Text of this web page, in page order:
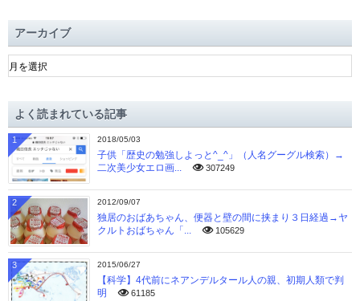
アーカイブ
ア
ー
ブよく読まれている記事
2018/05/03
子供「歴史の勉強しよっと^_^」（人名グーグル検索）→
二次美少女エロ画...
307249
1
2012/09/07
独居のおばあちゃん、便器と壁の間に挟まり３日経過→ヤ
クルトおばちゃん「...
105629
2
2015/06/27
【科学】4代前にネアンデルタール人の親、初期人類で判
明
61185
3